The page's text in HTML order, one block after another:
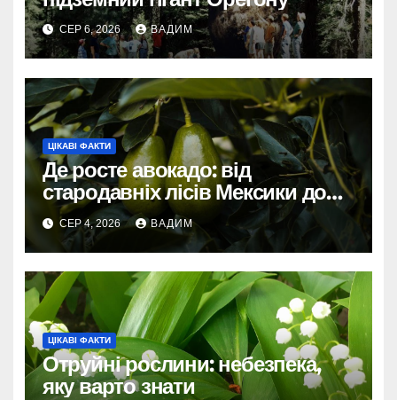
СЕР 6, 2026 ВАДИМ
ЦІКАВІ ФАКТИ
Де росте авокадо: від
стародавніх лісів Мексики до
сучасних плантацій світу
СЕР 4, 2026 ВАДИМ
ЦІКАВІ ФАКТИ
Отруйні рослини: небезпека,
яку варто знати